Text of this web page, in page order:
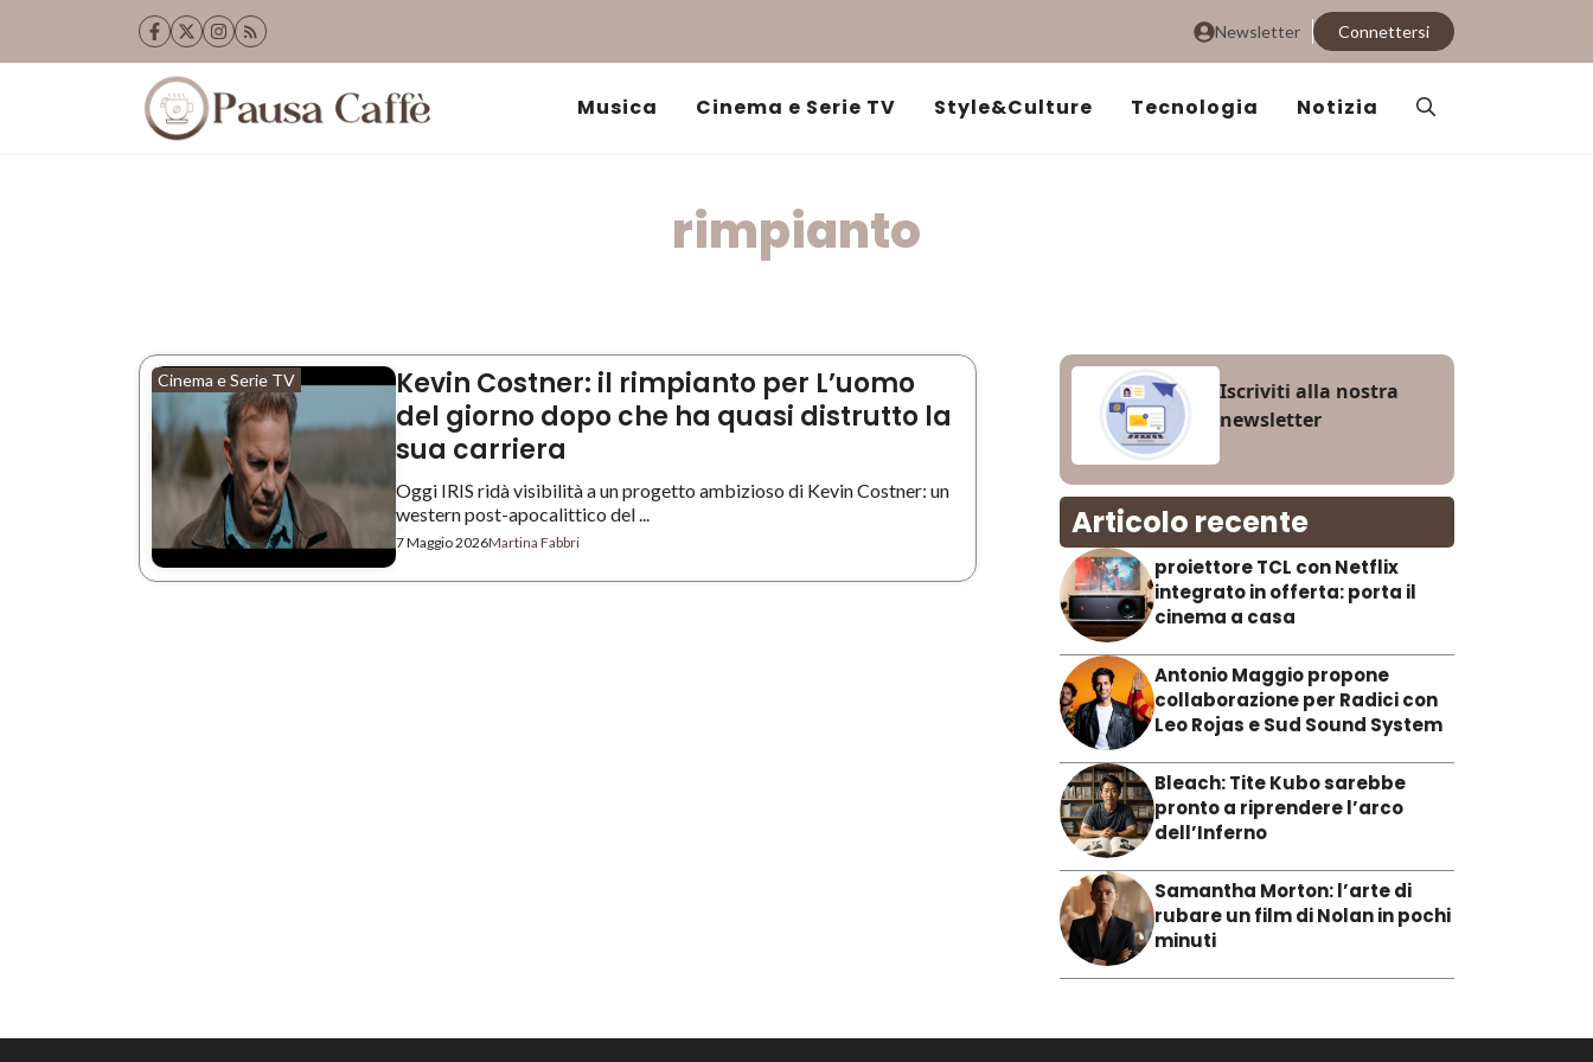
Newsletter Connettersi
Musica Cinema e Serie TV Style&Culture Tecnologia Notizia
rimpianto
Cinema e Serie TV
Kevin Costner: il rimpianto per L’uomo
del giorno dopo che ha quasi distrutto la
sua carriera
Oggi IRIS ridà visibilità a un progetto ambizioso di Kevin Costner: un
western post-apocalittico del ...
7 Maggio 2026Martina Fabbri
Iscriviti alla nostra
newsletter
Articolo recente
proiettore TCL con Netflix
integrato in offerta: porta il
cinema a casa
Antonio Maggio propone
collaborazione per Radici con
Leo Rojas e Sud Sound System
Bleach: Tite Kubo sarebbe
pronto a riprendere l’arco
dell’Inferno
Samantha Morton: l’arte di
rubare un film di Nolan in pochi
minuti